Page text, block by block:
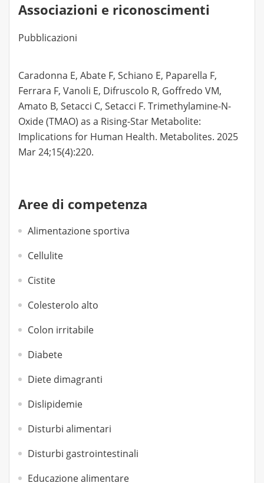
Associazioni e riconoscimenti
Pubblicazioni
Caradonna E, Abate F, Schiano E, Paparella F,
Ferrara F, Vanoli E, Difruscolo R, Goffredo VM,
Amato B, Setacci C, Setacci F. Trimethylamine-N-
Oxide (TMAO) as a Rising-Star Metabolite:
Implications for Human Health. Metabolites. 2025
Mar 24;15(4):220.
Aree di competenza
Alimentazione sportiva
Cellulite
Cistite
Colesterolo alto
Colon irritabile
Diabete
Diete dimagranti
Dislipidemie
Disturbi alimentari
Disturbi gastrointestinali
Educazione alimentare